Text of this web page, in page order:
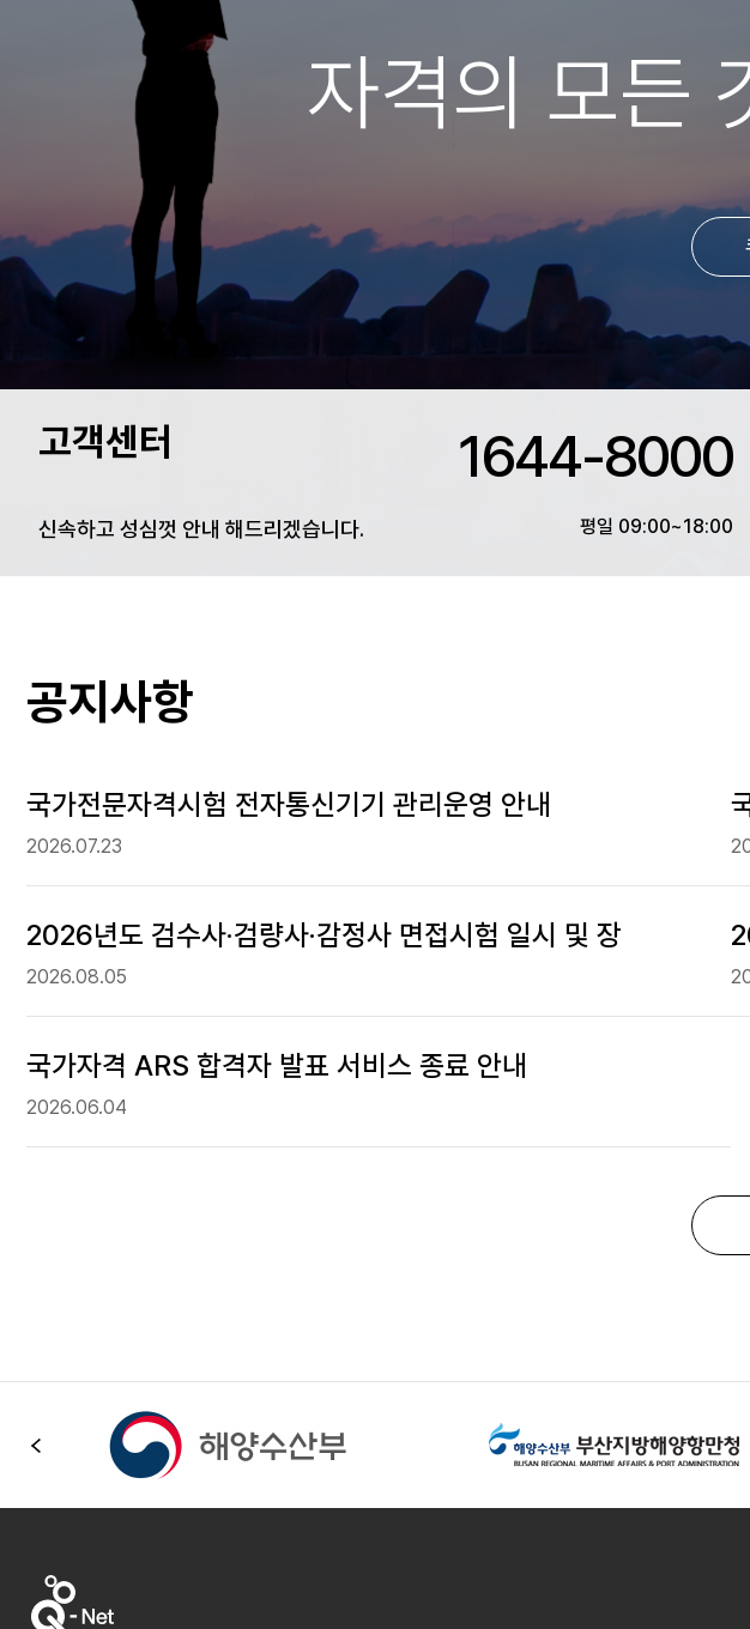
자격의 모든
고객센터 1644-8000
신속하고 성심껏 안내 해드리겠습니다. 평일 09:00~18:00
자격증불법대여신고
공지사항
국가전문자격시험 전자통신기기 관리운영 안내
2026.07.23
2026년도 검수사·검량사·감정사 면접시험 일시 및 장
2026.08.05
국가자격 ARS 합격자 발표 서비스 종료 안내
2026.06.04